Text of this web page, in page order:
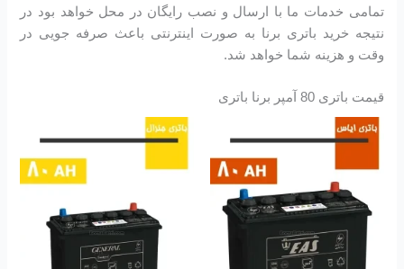
تمامی خدمات ما با ارسال و نصب رایگان در محل خواهد بود در
نتیجه خرید باتری برنا به صورت اینترنتی باعث صرفه جویی در
وقت و هزینه شما خواهد شد.
قیمت باتری 80 آمپر برنا باتری